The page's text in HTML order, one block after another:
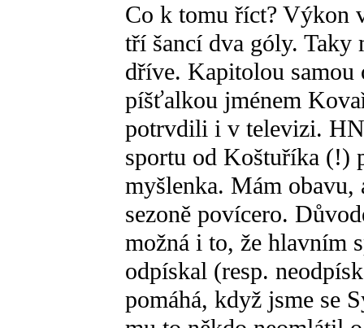
Co k tomu říct? Výkon
tří šancí dva góly.
dříve. Kapitolou samou
píšťalkou jménem
potrvdili i v televizi.
sportu od Koštuříka (!)
myšlenka. Mám
sezoně povícero.
možná i to, že hlavním
odpískal (resp.
pomáhá, když jsme se